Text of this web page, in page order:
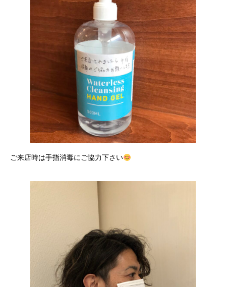
ご来店時は手指消毒にご協力下さい